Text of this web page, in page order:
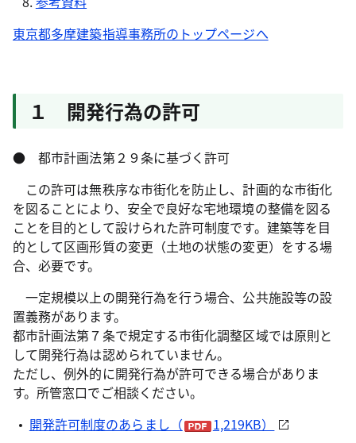
東京都多摩建築指導事務所のトップページへ
１ 開発行為の許可
● 都市計画法第２９条に基づく許可
この許可は無秩序な市街化を防止し、計画的な市街化
を図ることにより、安全で良好な宅地環境の整備を図る
ことを目的として設けられた許可制度です。建築等を目
的として区画形質の変更（土地の状態の変更）をする場
合、必要です。
一定規模以上の開発行為を行う場合、公共施設等の設
置義務があります。
都市計画法第７条で規定する市街化調整区域では原則と
して開発行為は認められていません。
ただし、例外的に開発行為が許可できる場合がありま
す。所管窓口でご相談ください。
開発許可制度のあらまし（
1,219KB）